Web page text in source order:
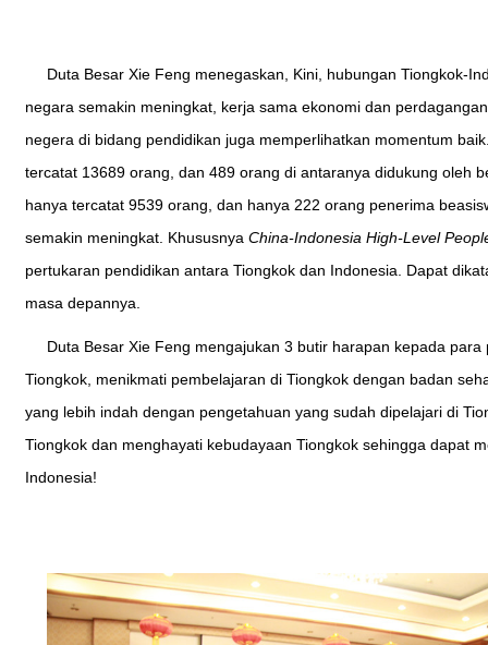
Duta Besar Xie Feng menegaskan, Kini, hubungan Tiongkok-
negara semakin meningkat, kerja sama ekonomi dan
negera di bidang pendidikan juga memperlihatkan momentum
tercatat 13689 orang, dan 489 orang di antaranya didukung oleh
hanya tercatat 9539 orang, dan hanya 222 orang penerima
semakin meningkat. Khususnya China-Indonesia High-Level
pertukaran pendidikan antara Tiongkok dan Indonesia. Dapat
masa depannya.
Duta Besar Xie Feng mengajukan 3 butir harapan kepada
Tiongkok, menikmati pembelajaran di Tiongkok dengan badan
yang lebih indah dengan pengetahuan yang sudah dipelajari di
Tiongkok dan menghayati kebudayaan Tiongkok sehingga dapat
Indonesia!